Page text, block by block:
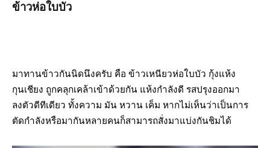
ข้าวห่อใบบัว
มาทานข้าวกันนิดนึงครับ คือ ข้าวเหนียวห่อใบบัว กุ้งแห้ง
กุนเชียง ถูกคลุกเคล้าเข้าด้วยกัน แห้งกำลังดี รสปรุงออกมา
ลงตัวดีทีเดียว ทั้งความ มัน หวาน เค็ม หากไม่เห็นว่าเป็นการ
ตัดกำลังหรือมากันหลายคนก็สามารถสั่งมาแบ่งกันชิมได้